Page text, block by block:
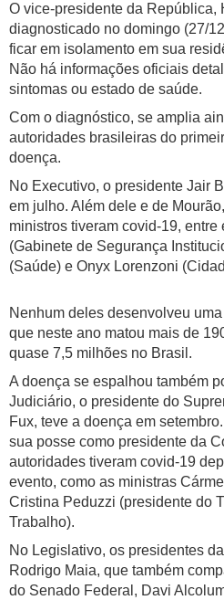
O vice-presidente da República,
diagnosticado no domingo (27/
ficar em isolamento em sua
Não há informações oficiais
sintomas ou estado de saúde.
Com o diagnóstico, se amplia
autoridades brasileiras do
doença.
No Executivo, o presidente Jair
em julho. Além dele e de
ministros tiveram covid-19,
(Gabinete de Segurança
(Saúde) e Onyx Lorenzoni
Nenhum deles desenvolveu
que neste ano matou mais de
quase 7,5 milhões no Brasil.
A doença se espalhou também
Judiciário, o presidente do
Fux, teve a doença em
sua posse como presidente da
autoridades tiveram covid-19
evento, como as ministras
Cristina Peduzzi (presidente do
Trabalho).
No Legislativo, os presidentes
Rodrigo Maia, que também
do Senado Federal, Davi